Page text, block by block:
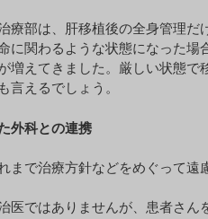
療部は、肝移植後の全身管理
に関わるような状態になった場
増えてきました。厳しい状態
言えるでしょう。
外科との連携
まで治療方針などをめぐって
医ではありませんが、患者さ